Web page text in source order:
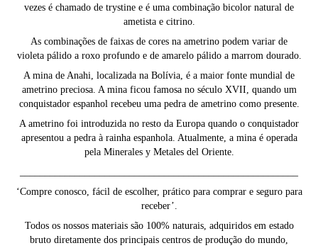
vezes é chamado de trystine e é uma combinação bicolor natural de
ametista e citrino.
As combinações de faixas de cores na ametrino podem variar de
violeta pálido a roxo profundo e de amarelo pálido a marrom dourado.
A mina de Anahi, localizada na Bolívia, é a maior fonte mundial de
ametrino preciosa. A mina ficou famosa no século XVII, quando um
conquistador espanhol recebeu uma pedra de ametrino como presente.
A ametrino foi introduzida no resto da Europa quando o conquistador
apresentou a pedra à rainha espanhola. Atualmente, a mina é operada
pela Minerales y Metales del Oriente.
‘Compre conosco, fácil de escolher, prático para comprar e seguro para
receber’.
Todos os nossos materiais são 100% naturais, adquiridos em estado
bruto diretamente dos principais centros de produção do mundo,